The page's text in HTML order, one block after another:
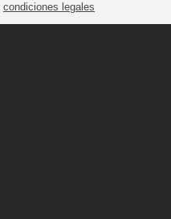
condiciones legales